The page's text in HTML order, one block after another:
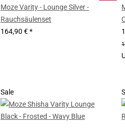
Moze Varity - Lounge Silver -
Rauchsäulenset
164,90 €*
Sale